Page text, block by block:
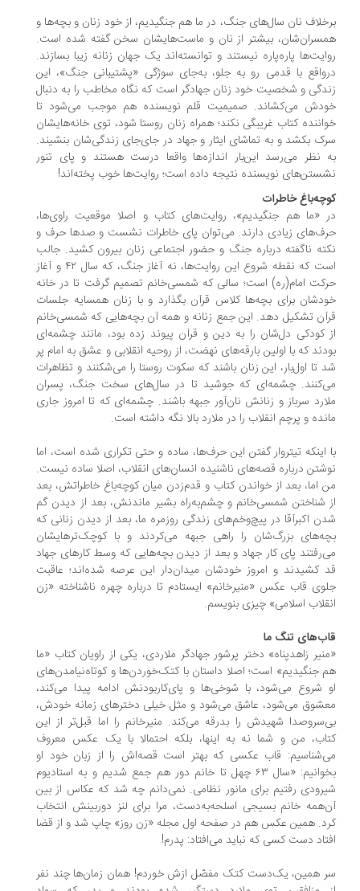
نان سال‌های جنگ، در ما هم جنگیدیم، از خود‌ زنان و بچه‌ها و
بیشتر از نان و ماست‌هایشان سخن گفته شده است.
پاره‌پاره نیستند و توانسته‌اند یک جهان‌ زنانه‌ زیبا بسازند.
با قدمی رو به جلو، به‌جای سوژگی «پشتیبانی جنگ»، این
و شخصیت خود زنان جهادگر است که نگاه مخاطب را به دنبال
می‌کشاند. صمیمیت قلم نویسنده هم موجب می‌شود تا
کتاب غریبگی نکند؛ همراه زنان روستا شود، توی خانه‌هایشان
بکشد و به تماشای ایثار و جهاد در جای‌جای زندگی‌شان بنشیند.
نظر می‌رسد این‌بار اندازه‌ها واقعا درست‌‌ هستند و پای تنور
نویسنده نتیجه داده است؛ روایت‌ها خوب پخته‌اند!
خاطرات
«ما هم جنگیدیم»، روایت‌های کتاب و اصلا موقعیت راوی‌ها،
زیادی دارند. می‌توان پای خاطرات نشست و صدها حرف و
ناگفته درباره جنگ و حضور اجتماعی زنان بیرون کشید. جالب
است که نقطه‌ شروع این روایت‌ها، نه آغاز‌ جنگ، که سال ۴۲ و آغاز
امام(ره) است؛ سالی که شمسی‌خانم تصمیم گرفت تا در خانه‌
برای بچه‌ها کلاس قرآن بگذارد و با زنان همسایه جلسات
تشکیل دهد. این جمع زنانه و همه‌ آن بچه‌هایی که شمسی‌خانم
کودکی دل‌شان را به دین و قرآن پیوند زده بود، مانند چشمه‌ای
که با اولین بارقه‌های نهضت، از روحیه‌ انقلابی و عشق به امام پر
تا اول‌بار، این زنان باشند که سکوت روستا را می‌شکنند و تظاهرات
چشمه‌ای که جوشید تا در سال‌های سخت‌ جنگ، پسران
سرباز و زنانش نان‌آور‌ جبهه باشند. چشمه‌ای که تا امروز جاری
و پرچم انقلاب را در ملارد بالا نگه داشته است.
اینکه تیتروار گفتن این حرف‌ها، ساده و حتی تکراری شده است، اما
درباره قصه‌های ناشنیده‌ انسان‌های انقلاب، اصلا ساده نیست.
اما، بعد از خواندن کتاب و قدم‌زدن میان کوچه‌باغ خاطراتش، بعد
شناختن شمسی‌خانم و چشم‌به‌راه بشیر ماندنش، بعد از دیدن گم‌
اکبرآقا در پیچ‌وخم‌های زندگی‌ روزمره‌ ما، بعد از دیدن‌ زنانی که
بزرگ‌شان را راهی جبهه می‌کردند و با کوچک‌ترهایشان
پای‌ کار‌ جهاد و بعد از دیدن‌ بچه‌هایی که وسط کارهای جهاد
کشیدند و امروز خودشان میدان‌دار این عرصه شده‌اند؛ عاقبت
قاب‌ عکس «منیرخانم» ایستادم تا درباره‌ چهره‌ ناشناخته‌ «زن‌
اسلامی» چیزی بنویسم.
تنگ‌ ما
زاهدپناه» دختر‌ پرشور‌ جهادگر‌ ملاردی، یکی از راویان‌ کتاب «ما
جنگیدیم» است؛ اصلا داستان با کتک‌خوردن‌ها و کوتاه‌نیامدن‌های
شروع می‌شود، با شوخی‌ها و پای‌‌کاربودنش ادامه پیدا می‌کند،
می‌شود، عاشق می‌شود و مثل خیلی دخترهای زمانه‌ خودش،
شهیدش را بدرقه می‌کند. منیرخانم را اما قبل‌تر از این‌
من و شما نه به اینها، بلکه احتمالا با یک عکس معروف
قاب‌ عکسی که بهتر است قصه‌اش را از زبان خود‌ او
بخوانیم: «سال ۶۳ چهل تا خانم دور هم جمع شدیم و به استادیوم
رفتیم برای مانور نظامی. نمی‌دانم چه شد که عکاس از بین
خانم‌ بسیجی‌ اسلحه‌به‌دست، مرا برای لنز دوربینش انتخاب
همین عکس هم در صفحه‌ اول مجله‌ «زن روز» چاپ شد و از قضا
دست کسی که نباید می‌افتاد: پدرم!
همین، یک‌دست کتک مفصّل ازش خوردم! همان زمان‌ها چند نفر